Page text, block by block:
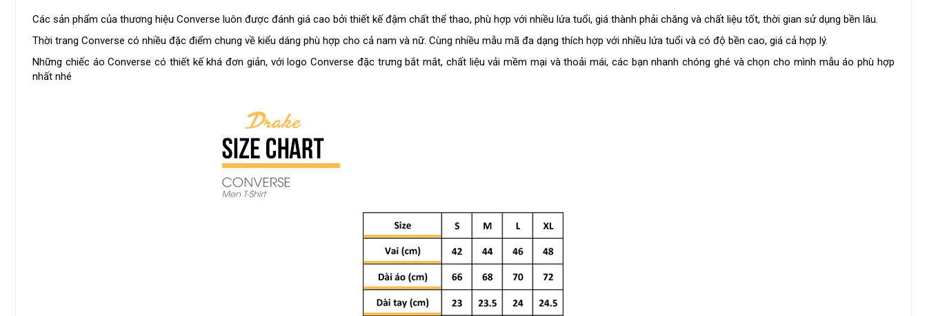
Các sản phẩm của thương hiệu Converse luôn được đánh giá cao bởi thiết kế đậm chất thể thao, phù hợp với nhiều lứa tuổi, giá thành phải chăng và chất liệu tốt, thời gian sử dụng bền lâu.
Thời trang Converse có nhiều đặc điểm chung về kiểu dáng phù hợp cho cả nam và nữ. Cùng nhiều mẫu mã đa dạng thích hợp với nhiều lứa tuổi và có độ bền cao, giá cả hợp lý.
Những chiếc áo Converse có thiết kế khá đơn giản, với logo Converse đặc trưng bắt mắt, chất liệu vải mềm mại và thoải mái, các bạn nhanh chóng ghé và chọn cho mình mẫu áo phù hợp
nhất nhé